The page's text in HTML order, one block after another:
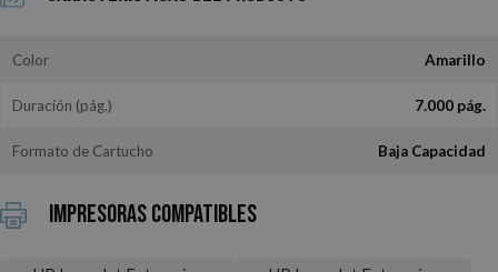
Color Amarillo
Duración (pág.) 7.000 pág.
Formato de Cartucho Baja Capacidad
Impresoras Compatibles